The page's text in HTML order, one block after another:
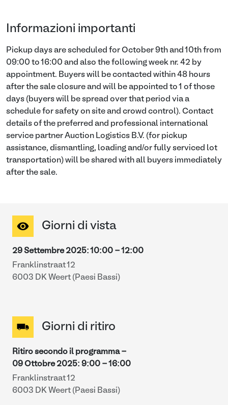
Informazioni importanti
Pickup days are scheduled for October 9th and 10th from
09:00 to 16:00 and also the following week nr. 42 by
appointment. Buyers will be contacted within 48 hours
after the sale closure and will be appointed to 1 of those
days (buyers will be spread over that period via a
schedule for safety on site and crowd control). Contact
details of the preferred and professional international
service partner Auction Logistics B.V. (for pickup
assistance, dismantling, loading and/or fully serviced lot
transportation) will be shared with all buyers immediately
after the sale.
Giorni di vista
29 Settembre 2025: 10:00 - 12:00
Franklinstraat 12
6003 DK Weert (Paesi Bassi)
Giorni di ritiro
Ritiro secondo il programma -
09 Ottobre 2025: 9:00 - 16:00
Franklinstraat 12
6003 DK Weert (Paesi Bassi)